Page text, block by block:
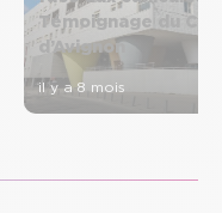
Témoignage du CH
d’Avignon
il y a 8 mois